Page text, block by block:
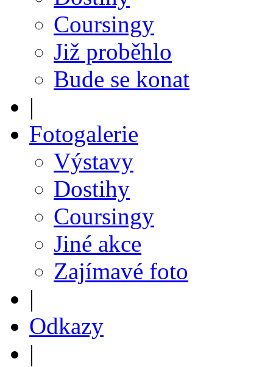
Coursingy
Již proběhlo
Bude se konat
|
Fotogalerie
Výstavy
Dostihy
Coursingy
Jiné akce
Zajímavé foto
|
Odkazy
|